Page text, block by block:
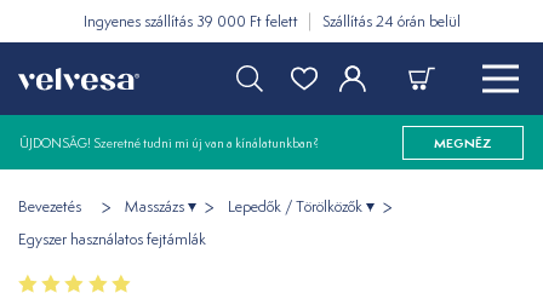
Ingyenes szállítás 39 000 Ft felett Szállítás 24 órán belül
ÚJDONSÁG! Szeretné tudni mi új van a kínálatunkban? MEGNÉZ
Bevezetés Masszázs
Lepedők / Törölközők
Egyszer használatos fejtámlák